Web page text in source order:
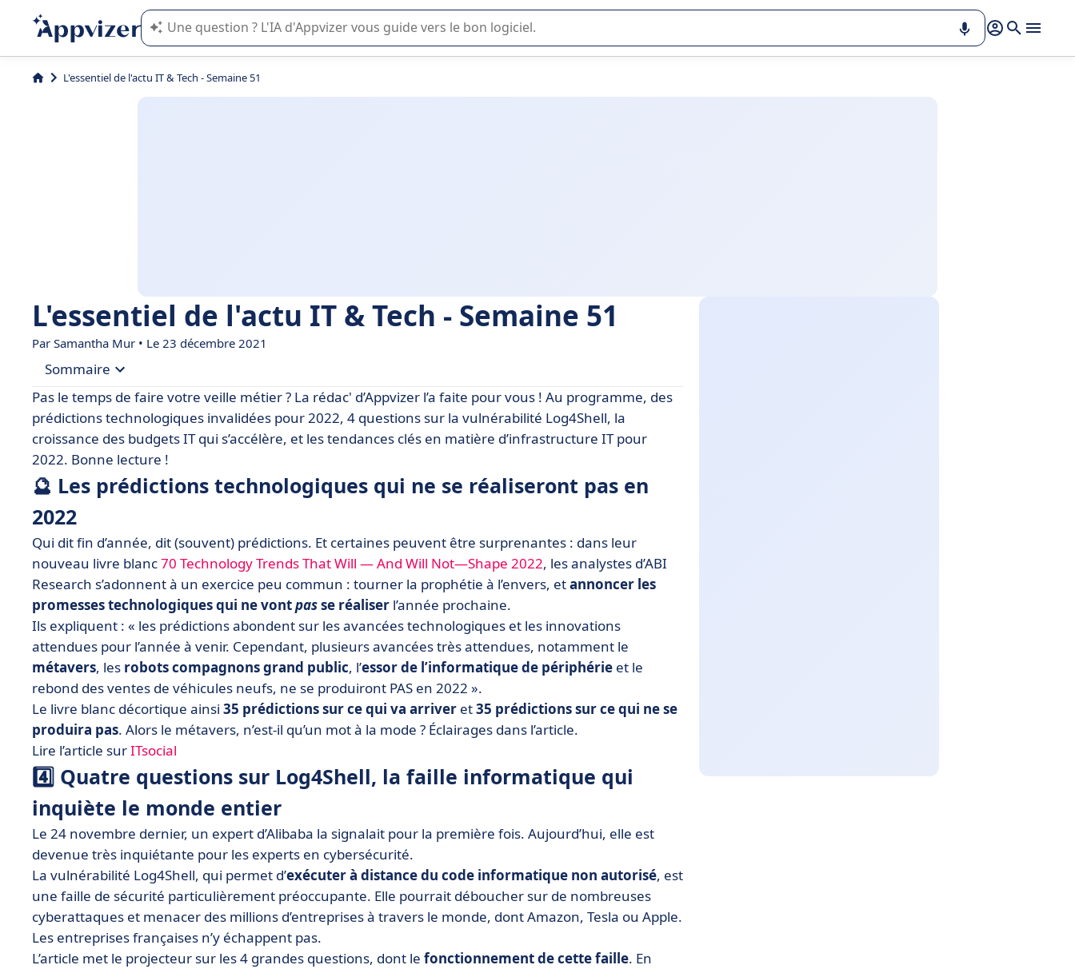
L'IA de Appvizer vous guide dans l'utilisation ou la sélection de logiciel SaaS en entreprise.
L'essentiel de l'actu IT & Tech - Semaine 51
L'essentiel de l'actu IT & Tech - Semaine 51
Par Samantha Mur • Le 23 décembre 2021
Sommaire
• 🔮 Les prédictions technologiques qui ne se réaliseront pas en 2022
• 4️⃣ Quatre questions sur Log4Shell, la faille informatique qui inquiète le monde entier
• 📈 La croissance des budgets informatiques va encore accélérer en 2022 selon la dernière
enquête Spiceworks
• 🧑‍💻 ServiceOps : une gestion des opérations IT de pointe, malgré la complexité
• 🔑 Les tendances clés en matière d’infrastructures IT en 2022
Pas le temps de faire votre veille métier ? La rédac' d’Appvizer l’a faite pour vous ! Au programme, des
prédictions technologiques invalidées pour 2022, 4 questions sur la vulnérabilité Log4Shell, la
croissance des budgets IT qui s’accélère, et les tendances clés en matière d’infrastructure IT pour
2022. Bonne lecture !
🔮 Les prédictions technologiques qui ne se réaliseront pas en
2022
Qui dit fin d’année, dit (souvent) prédictions. Et certaines peuvent être surprenantes : dans leur
nouveau livre blanc70 Technology Trends That Will — And Will Not—Shape 2022, les analystes d’ABI
Research s’adonnent à un exercice peu commun : tourner la prophétie à l’envers, etannoncer les
promesses technologiques qui ne vontpasse réaliser l’année prochaine.
Ils expliquent : « les prédictions abondent sur les avancées technologiques et les innovations
attendues pour l’année à venir. Cependant, plusieurs avancées très attendues, notamment le
métavers, les robots compagnons grand public, l’essor de l’informatique de périphérie et le
rebond des ventes de véhicules neufs, ne se produiront PAS en 2022 ».
Le livre blanc décortique ainsi 35 prédictions sur ce qui va arriver et35 prédictions sur ce qui ne se
produira pas. Alors le métavers, n’est-il qu’un mot à la mode ? Éclairages dans l’article.
Lire l’article surITsocial
4️⃣ Quatre questions sur Log4Shell, la faille informatique qui
inquiète le monde entier
Le 24 novembre dernier, un expert d’Alibaba la signalait pour la première fois. Aujourd’hui, elle est
devenue très inquiétante pour les experts en cybersécurité.
La vulnérabilité Log4Shell, qui permet d’exécuter à distance du code informatique non autorisé, est
une faille de sécurité particulièrement préoccupante. Elle pourrait déboucher sur de nombreuses
cyberattaques et menacer des millions d’entreprises à travers le monde, dont Amazon, Tesla ou Apple.
Les entreprises françaises n’y échappent pas.
L’article met le projecteur sur les 4 grandes questions, dont le fonctionnement de cette faille. En